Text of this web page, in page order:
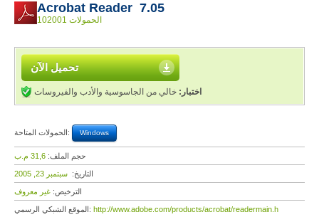
Acrobat Reader 7.05
102001 الحمولات
تحميل الآن
اختبار: خالي من الجاسوسية والأدب والفيروسات
الحمولات المتاحة: Windows
حجم الملف: 31,6 م.ب
التاريخ: سبتمبر 23, 2005
الترخيص: غير معروف
الموقع الشبكي الرسمي: http://www.adobe.com/products/acrobat/readermain.h